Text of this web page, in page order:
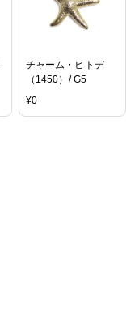
チャーム・ヒトデ
（1450）/ G5
¥0